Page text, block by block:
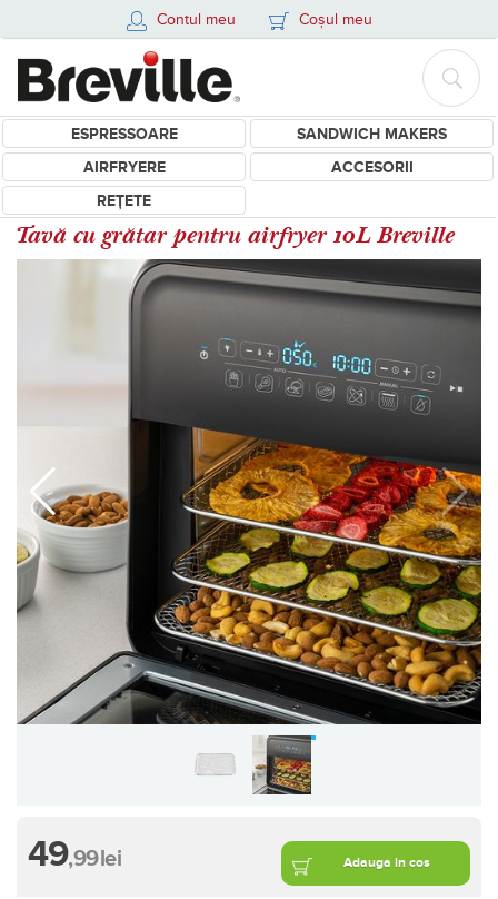
Contul meu Coșul meu
ESPRESSOARE
SANDWICH MAKERS
AIRFRYERE
ACCESORII
REȚETE
Tavă cu grătar pentru airfryer 10L Breville
49,99lei Adauga in cos